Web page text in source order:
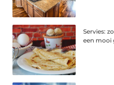
Servies:
een mooi